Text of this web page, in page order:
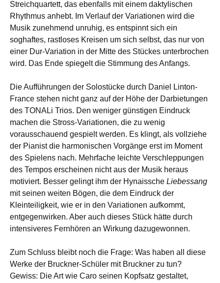
Streichquartett, das ebenfalls mit einem daktylischen
Rhythmus anhebt. Im Verlauf der Variationen wird die
Musik zunehmend unruhig, es entspinnt sich ein
soghaftes, rastloses Kreisen um sich selbst, das nur von
einer Dur-Variation in der Mitte des Stückes unterbrochen
wird. Das Ende spiegelt die Stimmung des Anfangs.
Die Aufführungen der Solostücke durch Daniel Linton-
France stehen nicht ganz auf der Höhe der Darbietungen
des TONALi Trios. Den weniger günstigen Eindruck
machen die Stross-Variationen, die zu wenig
vorausschauend gespielt werden. Es klingt, als vollziehe
der Pianist die harmonischen Vorgänge erst im Moment
des Spielens nach. Mehrfache leichte Verschleppungen
des Tempos erscheinen nicht aus der Musik heraus
motiviert. Besser gelingt ihm der Hynaissche Liebessang
mit seinen weiten Bögen, die dem Eindruck der
Kleinteiligkeit, wie er in den Variationen aufkommt,
entgegenwirken. Aber auch dieses Stück hätte durch
intensiveres Fernhören an Wirkung dazugewonnen.
Zum Schluss bleibt noch die Frage: Was haben all diese
Werke der Bruckner-Schüler mit Bruckner zu tun?
Gewiss: Die Art wie Caro seinen Kopfsatz gestaltet,